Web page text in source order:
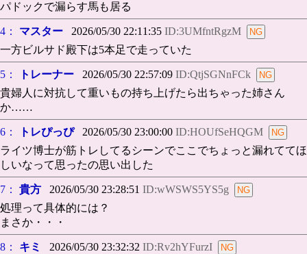
パドックで漏らす馬も居る
4： マスター 2026/05/30 22:11:35 ID:3UMfntRgzM
一方ビルサド殿下は5本足で走っていた
5： トレーナー 2026/05/30 22:57:09 ID:QtjSGNnFCk
貴婦人に対抗して重いもの持ち上げたら出ちゃった姉さん
か……
6： トレぴっぴ2026/05/30 23:00:00 ID:HOUfSeHQGM
ライツ博士が筋トレしてるシーンでここでちょっと漏れててほ
しいなって思ったの思い出した
7： 貴方 2026/05/30 23:28:51 ID:wWSWS5YS5g
処理って具体的には？
まさか・・・
8： キミ 2026/05/30 23:32:32 ID:Rv2hYFurzI